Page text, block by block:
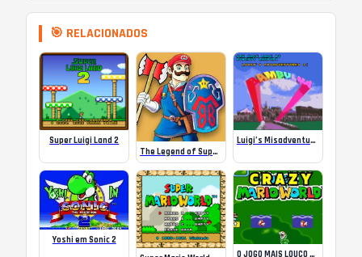
🎯 RELACIONADOS
Super Luigi Land 2
The Legend of Super Mario – Save Mushroom Kingdom
Luigi’s Misadventures 6 – Bambulua
Yoshi em Sonic 2
O JOGO MAIS LOUCO DO MUNDO! SUPER MARIO WORLD